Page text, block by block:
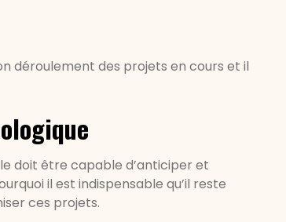
déroulement des projets en cours et il
doit être capable d’anticiper et
il est indispensable qu’il reste
ces projets.